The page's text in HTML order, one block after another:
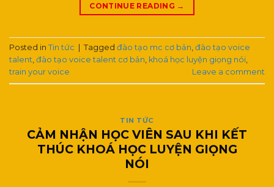
CONTINUE READING →
Posted in Tin tức Tagged đào tạo mc cơ bản đào tạo voice
talent đào tạo voice talent cơ bản khoá học luyện giọng nói
train your voice
Leave a comment
TIN TỨC
CẢM NHẬN HỌC VIÊN SAU KHI KẾT
THÚC KHOÁ HỌC LUYỆN GIỌNG
NÓI